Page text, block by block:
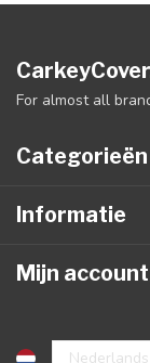
For almost all
Categorieën
Informatie
Mijn account